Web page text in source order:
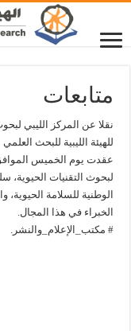
متابعات
نقلا عن المركز الليبي
للهيئة الليبية للبحث العلمي
لبحوث التقنيات الحيوية،
الوطنية للسلامة الحيوية،
الخبراء في هذا المجال.
# مكتب_الإعلام_والنشر.